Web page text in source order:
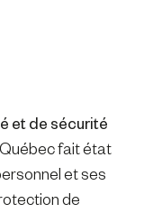
et de sécurité
fait état
et ses
de